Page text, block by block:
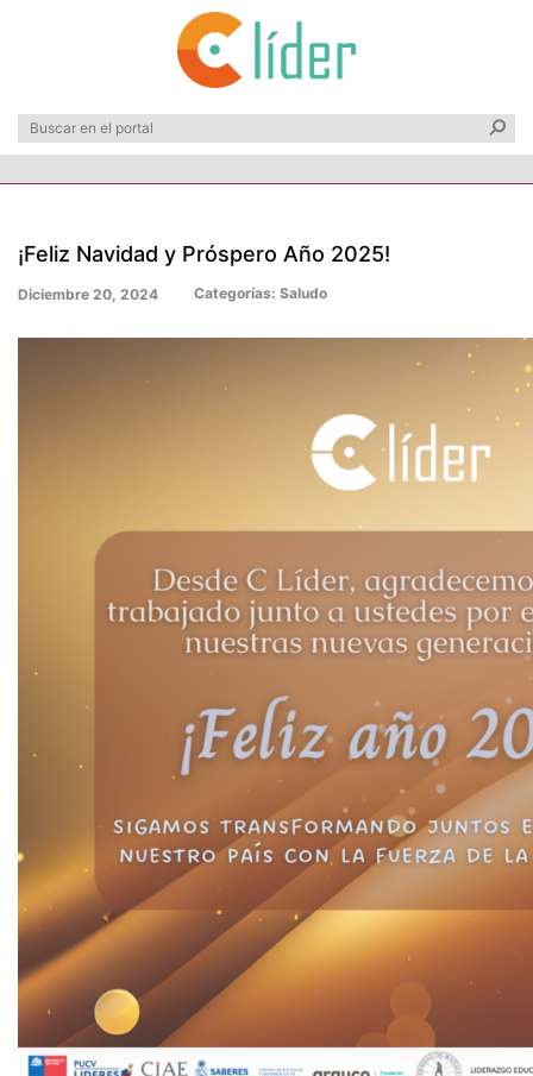
¡Feliz Navidad y Próspero Año 2025!
Diciembre 20, 2024 Categorías: Saludo